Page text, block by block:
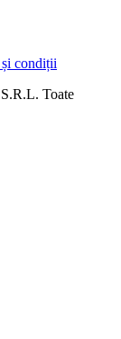
condiții
Toate